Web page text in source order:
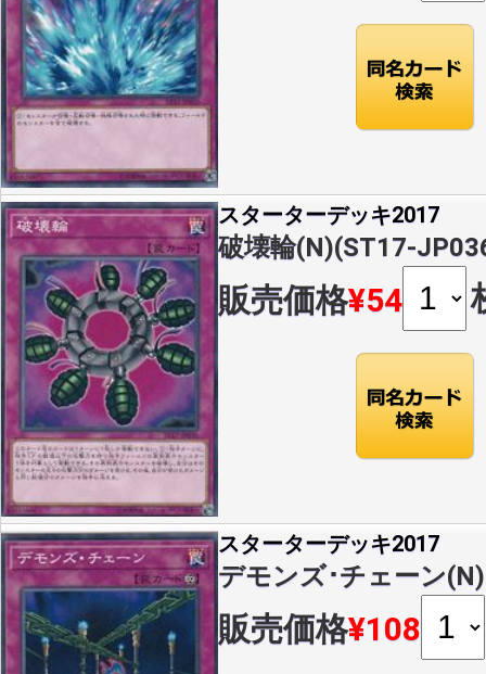
スターターデッキ2017
破壊輪(N)(ST17-
販売価格¥54
スターターデッキ2017
デモンズ･チェーン
販売価格¥108